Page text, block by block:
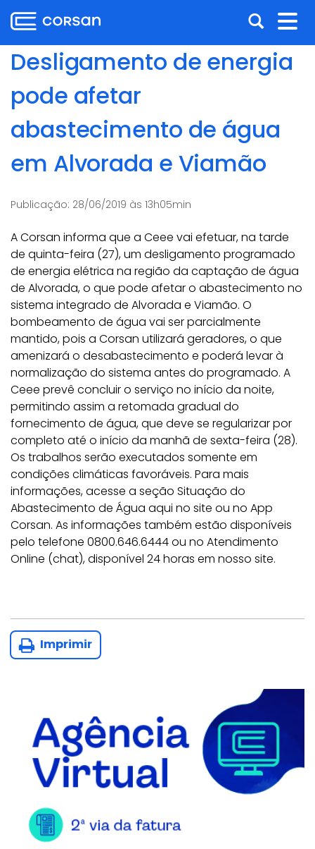
para
o
conteúdo
para
menu
para
para
o
conteúdo
Abrir
a
busca
Desligamento de energia
pode afetar
abastecimento de água
em Alvorada e Viamão
Publicação: 28/06/2019 às 13h05min
A Corsan informa que a Ceee vai efetuar, na tarde
de quinta-feira (27), um desligamento programado
de energia elétrica na região da captação de água
de Alvorada, o que pode afetar o abastecimento no
sistema integrado de Alvorada e Viamão. O
bombeamento de água vai ser parcialmente
mantido, pois a Corsan utilizará geradores, o que
amenizará o desabastecimento e poderá levar à
normalização do sistema antes do programado. A
Ceee prevê concluir o serviço no início da noite,
permitindo assim a retomada gradual do
fornecimento de água, que deve se regularizar por
completo até o início da manhã de sexta-feira (28).
Os trabalhos serão executados somente em
condições climáticas favoráveis. Para mais
informações, acesse a seção Situação do
Abastecimento de Água aqui no site ou no App
Corsan. As informações também estão disponíveis
pelo telefone 0800.646.6444 ou no Atendimento
Online (chat), disponível 24 horas em nosso site.
Imprimir